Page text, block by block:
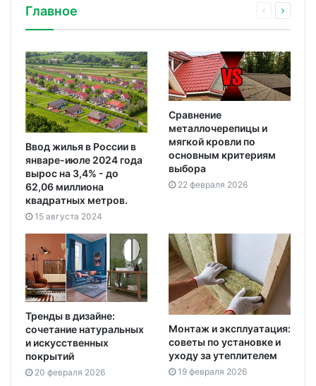
Главное
Ввод жилья в России в
январе-июле 2024 года
вырос на 3,4% - до
62,06 миллиона
квадратных метров.
15 августа 2024
Сравнение
металлочерепицы и
мягкой кровли по
основным критериям
выбора
22 февраля 2026
Тренды в дизайне:
сочетание натуральных
и искусственных
покрытий
20 февраля 2026
Монтаж и эксплуатация:
советы по установке и
уходу за утеплителем
19 февраля 2026